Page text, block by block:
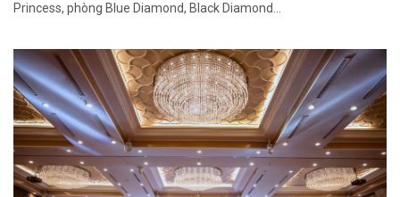
Princess, phòng Blue Diamond, Black Diamond…